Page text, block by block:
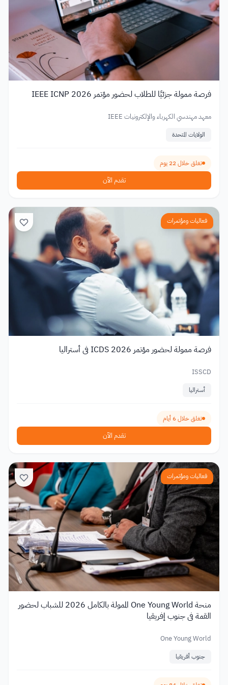
فرصة ممولة جزئيًا للطلاب لحضور مؤتمر IEEE ICNP 2026
معهد مهندسي الكهرباء والإلكترونيات IEEE
الولايات المتحدة
تغلق خلال 22 يوم
تقدم الآن
فعاليات ومؤتمرات
فرصة ممولة لحضور مؤتمر ICDS 2026 في أستراليا
ISSCD
أستراليا
تغلق خلال 6 أيام
تقدم الآن
فعاليات ومؤتمرات
منحة One Young World الممولة بالكامل 2026 للشباب لحضور
القمة في جنوب إفريقيا
One Young World
جنوب أفريقيا